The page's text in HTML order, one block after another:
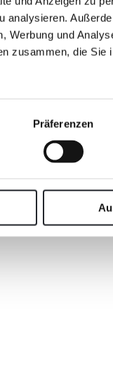
analysieren.
Werbung und
zusammen, die
Präferenzen